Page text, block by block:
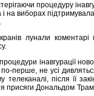
процедуру
виборах підтримувала
лунали коментарі
інавгурації
перше, не усі
після її
присяги Дональдом